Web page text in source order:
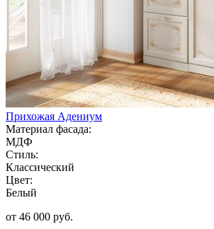
Прихожая Адениум
Материал фасада:
МДФ
Стиль:
Классический
Цвет:
Белый
от 46 000 руб.